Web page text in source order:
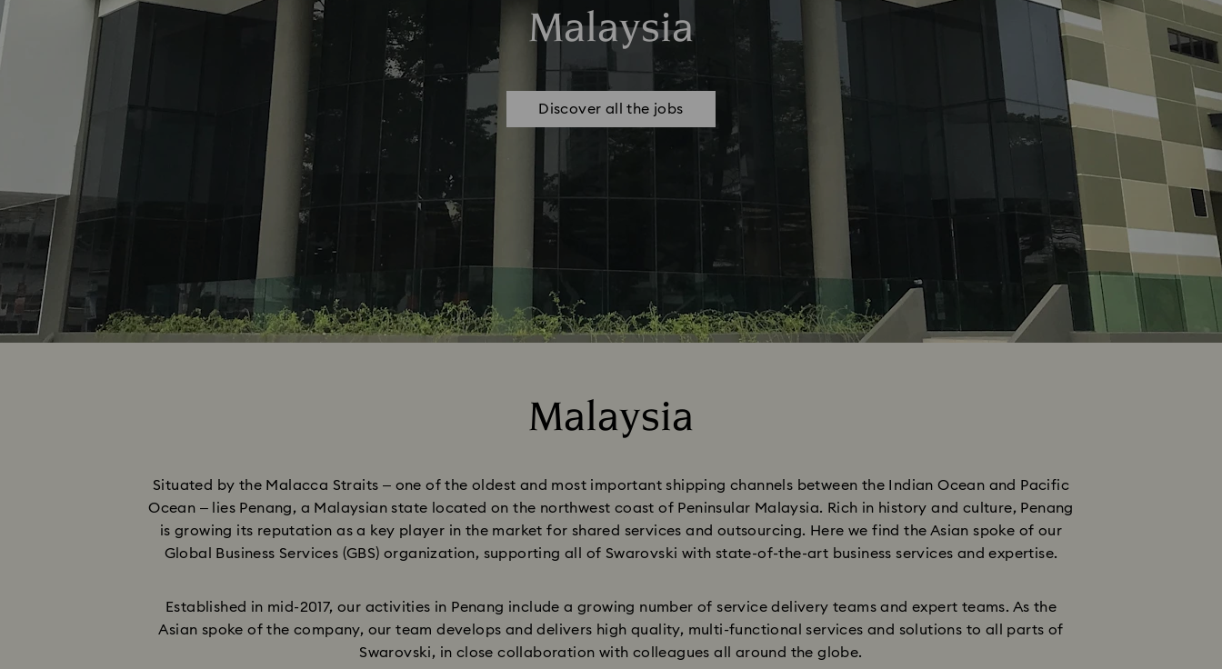
Malaysia
Discover all the jobs
Malaysia
Situated by the Malacca Straits – one of the oldest and most important shipping channels between the Indian Ocean and Pacific
Ocean – lies Penang, a Malaysian state located on the northwest coast of Peninsular Malaysia. Rich in history and culture, Penang
is growing its reputation as a key player in the market for shared services and outsourcing. Here we find the Asian spoke of our
Global Business Services (GBS) organization, supporting all of Swarovski with state-of-the-art business services and expertise.
Established in mid-2017, our activities in Penang include a growing number of service delivery teams and expert teams. As the
Asian spoke of the company, our team develops and delivers high quality, multi-functional services and solutions to all parts of
Swarovski, in close collaboration with colleagues all around the globe.